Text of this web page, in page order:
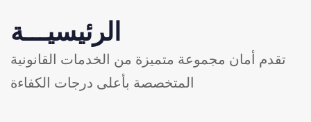
الرئيسيـــة
تقدم أمان مجموعة متميزة من الخدمات القانونية
المتخصصة بأعلى درجات الكفاءة